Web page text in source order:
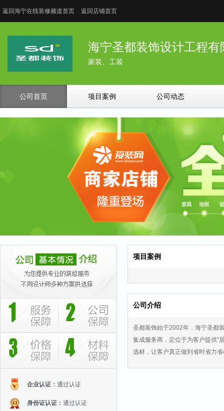
返回海宁在线装修频道首页 返回店铺首页
海宁圣都装饰设计工程
家装、工装
公司首页 项目案例 公司动态
企业认证： 通过认证
身份证认证： 通过认证
项目案例
公司介绍
圣都装饰始于2002年，海宁圣都
集成服务商，定位于为客户提供“
选材，让客户真正做到省时省力